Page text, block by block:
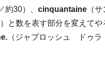
約30）、 cinquantaine （
と数を表す部分を変えて
（ジャプロッシュ ドゥ